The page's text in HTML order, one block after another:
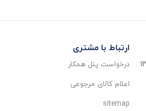
ارتباط با مشتری
درخواست پنل همکار
اعلام کالای مرجوعی
sitemap